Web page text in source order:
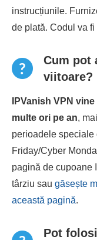
instrucțiunile.
de plată. Codul va
Cum pot
viitoare?
IPVanish VPN
multe ori pe an,
perioadele speciale
Friday/Cyber
pagină de cupoane
târziu sau găsește
această pagină.
Pot